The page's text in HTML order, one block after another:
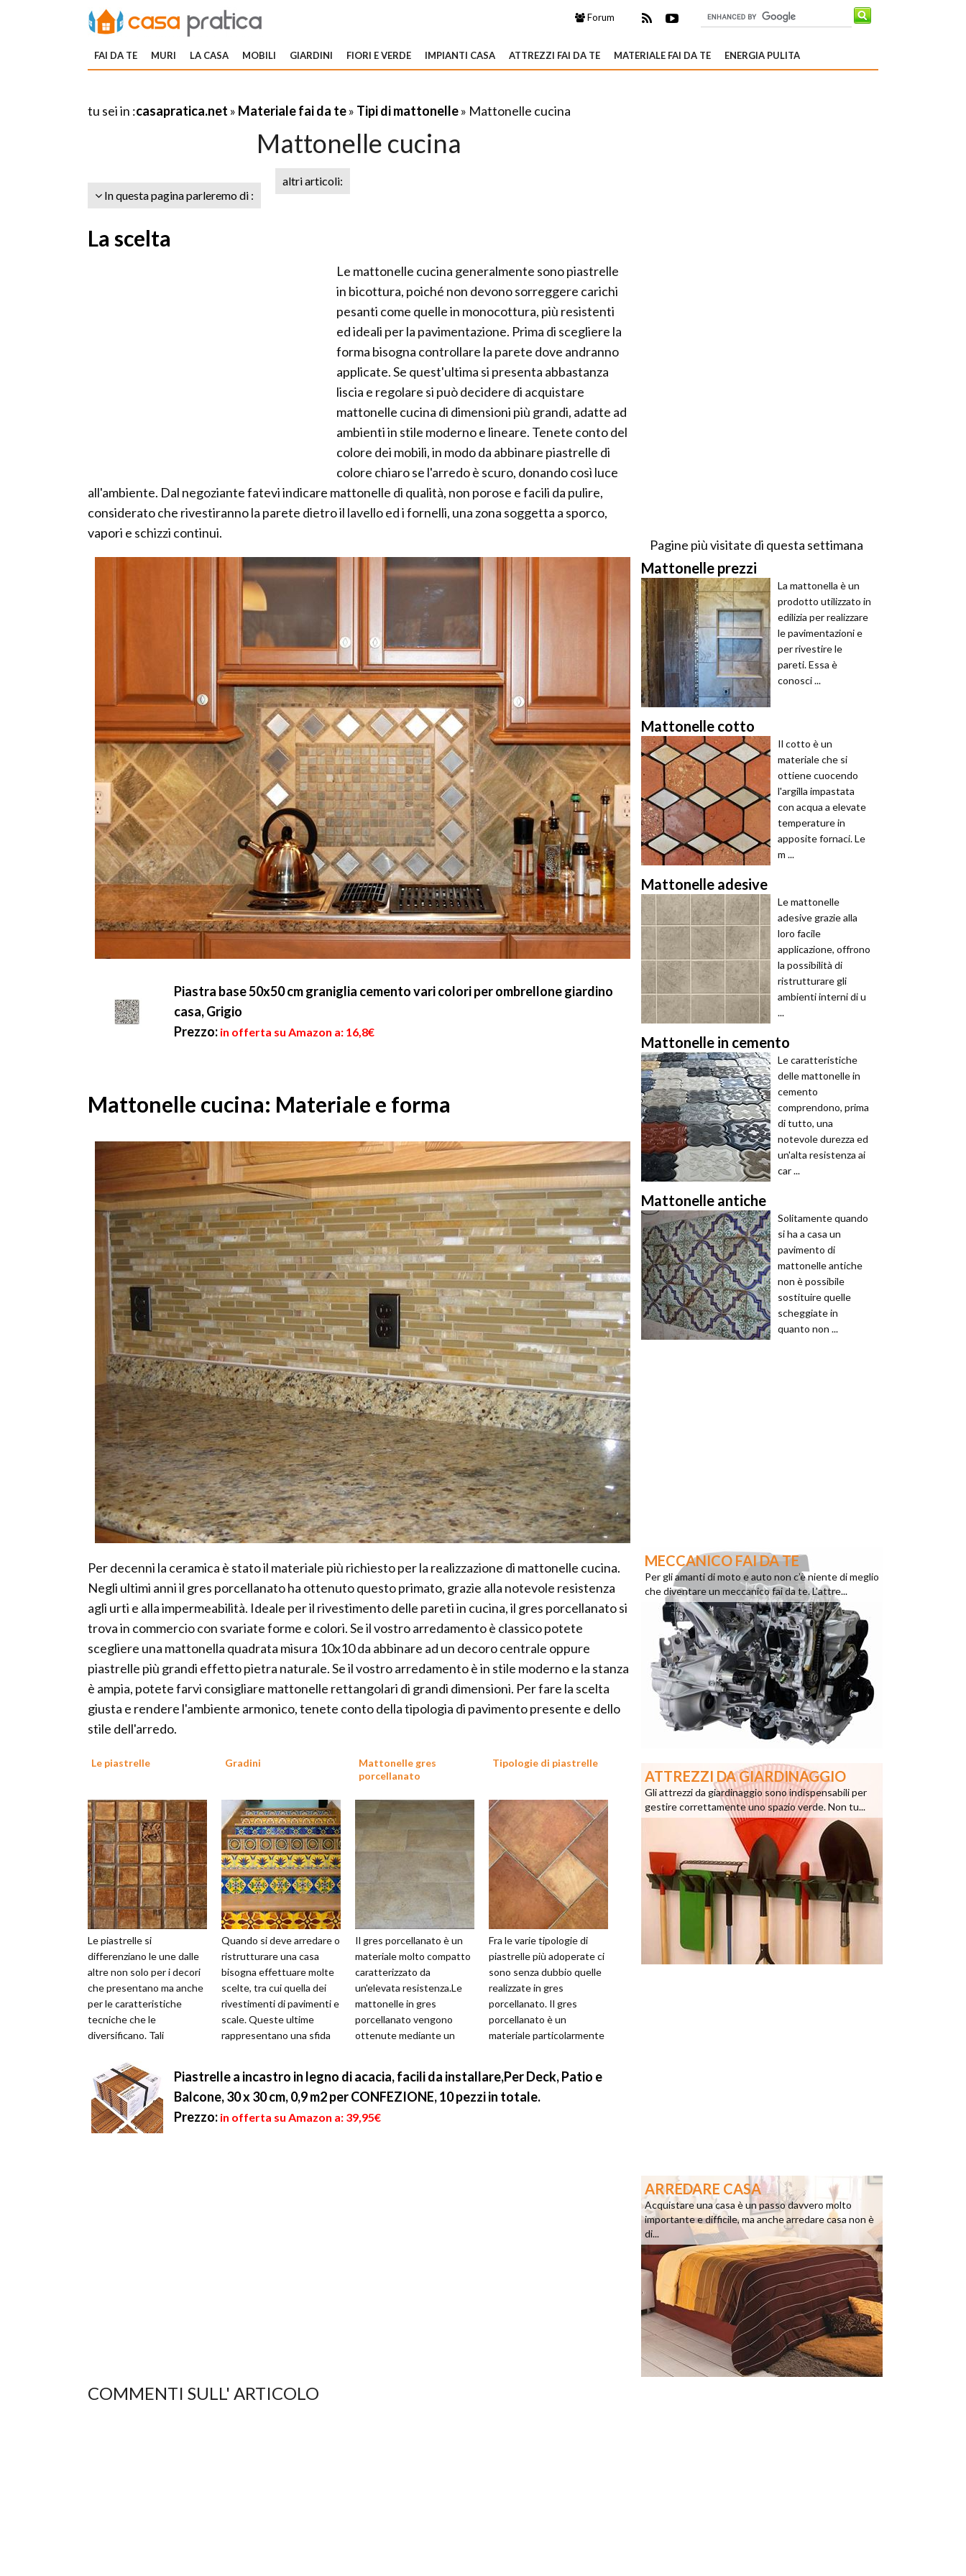
Forum
FAI DA TE MURI LA CASA MOBILI GIARDINI FIORI E VERDE IMPIANTI CASA ATTREZZI FAI DA TE MATERIALE FAI DA TE ENERGIA PULITA
tu sei in :casapratica.net » Materiale fai da te» Tipi di mattonelle» Mattonelle cucina
Mattonelle cucina
In questa pagina parleremo di :
altri articoli:
La scelta
Le mattonelle cucina generalmente sono piastrelle
in bicottura, poiché non devono sorreggere carichi
pesanti come quelle in monocottura, più resistenti
ed ideali per la pavimentazione. Prima di scegliere la
forma bisogna controllare la parete dove andranno
applicate. Se quest'ultima si presenta abbastanza
liscia e regolare si può decidere di acquistare
mattonelle cucina di dimensioni più grandi, adatte ad
ambienti in stile moderno e lineare. Tenete conto del
colore dei mobili, in modo da abbinare piastrelle di
colore chiaro se l'arredo è scuro, donando così luce
all'ambiente. Dal negoziante fatevi indicare mattonelle di qualità, non porose e facili da pulire,
considerato che rivestiranno la parete dietro il lavello ed i fornelli, una zona soggetta a sporco,
vapori e schizzi continui.
Piastra base 50x50 cm graniglia cemento vari colori per ombrellone giardino
casa, Grigio
Prezzo: in offerta su Amazon a: 16,8€
Mattonelle cucina: Materiale e forma
Per decenni la ceramica è stato il materiale più richiesto per la realizzazione di mattonelle cucina.
Negli ultimi anni il gres porcellanato ha ottenuto questo primato, grazie alla notevole resistenza
agli urti e alla impermeabilità. Ideale per il rivestimento delle pareti in cucina, il gres porcellanato si
trova in commercio con svariate forme e colori. Se il vostro arredamento è classico potete
scegliere una mattonella quadrata misura 10x10 da abbinare ad un decoro centrale oppure
piastrelle più grandi effetto pietra naturale. Se il vostro arredamento è in stile moderno e la stanza
è ampia, potete farvi consigliare mattonelle rettangolari di grandi dimensioni. Per fare la scelta
giusta e rendere l'ambiente armonico, tenete conto della tipologia di pavimento presente e dello
stile dell'arredo.
Le piastrelle
Le piastrelle si
differenziano le une dalle
altre non solo per i decori
che presentano ma anche
per le caratteristiche
tecniche che le
diversificano. Tali
codificate mediante
norm...
Gradini
Quando si deve arredare o
ristrutturare una casa
bisogna effettuare molte
scelte, tra cui quella dei
rivestimenti di pavimenti e
scale. Queste ultime
rappresentano una sfida
Mattonelle gres
porcellanato
Il gres porcellanato è un
materiale molto compatto
caratterizzato da
un'elevata resistenza.Le
mattonelle in gres
porcellanato vengono
ottenute mediante un
di ...
Tipologie di piastrelle
Fra le varie tipologie di
piastrelle più adoperate ci
sono senza dubbio quelle
realizzate in gres
porcellanato. Il gres
porcellanato è un
materiale particolarmente
Piastrelle a incastro in legno di acacia, facili da installare,Per Deck, Patio e
Balcone, 30 x 30 cm, 0,9 m2 per CONFEZIONE, 10 pezzi in totale.
Prezzo: in offerta su Amazon a: 39,95€
COMMENTI SULL' ARTICOLO
Pagine più visitate di questa settimana
Mattonelle prezzi
La mattonella è un
prodotto utilizzato in
edilizia per realizzare
le pavimentazioni e
per rivestire le
pareti. Essa è
conosci ...
Mattonelle cotto
Il cotto è un
materiale che si
ottiene cuocendo
l'argilla impastata
con acqua a elevate
temperature in
apposite fornaci. Le
m ...
Mattonelle adesive
Le mattonelle
adesive grazie alla
loro facile
applicazione, offrono
la possibilità di
ristrutturare gli
ambienti interni di u
...
Mattonelle in cemento
Le caratteristiche
delle mattonelle in
cemento
comprendono, prima
di tutto, una
notevole durezza ed
un'alta resistenza ai
car ...
Mattonelle antiche
Solitamente quando
si ha a casa un
pavimento di
mattonelle antiche
non è possibile
sostituire quelle
scheggiate in
quanto non ...
MECCANICO FAI DA TE
Per gli amanti di moto e auto non c’è niente di meglio
che diventare un meccanico fai da te. L’attre...
ATTREZZI DA GIARDINAGGIO
Gli attrezzi da giardinaggio sono indispensabili per
gestire correttamente uno spazio verde. Non tu...
ARREDARE CASA
Acquistare una casa è un passo davvero molto
importante e difficile, ma anche arredare casa non è
di...